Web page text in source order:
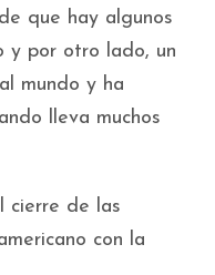
que hay algunos
y por otro lado, un
mundo y ha
lleva muchos
cierre de las
con la